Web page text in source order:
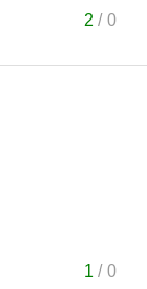
2 /0
1 /0